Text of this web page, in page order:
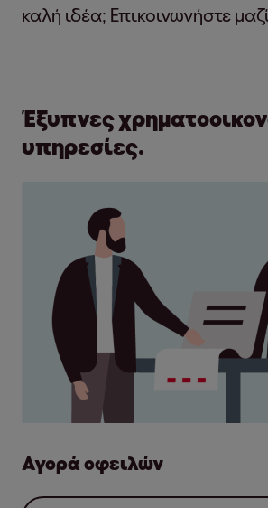
καλή ιδέα; Επικοινωνήστε
Έξυπνες
υπηρεσίες.
Αγορά οφειλών